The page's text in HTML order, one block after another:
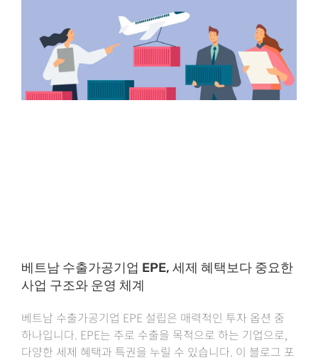
베트남 수출가공기업 EPE, 세제 혜택보다 중요한
사업 구조와 운영 체계
베트남 수출가공기업 EPE 설립은 매력적인 투자 옵션 중
하나입니다. EPE는 주로 수출을 목적으로 하는 기업으로,
다양한 세제 혜택과 특권을 누릴 수 있습니다. 이 블로그 포